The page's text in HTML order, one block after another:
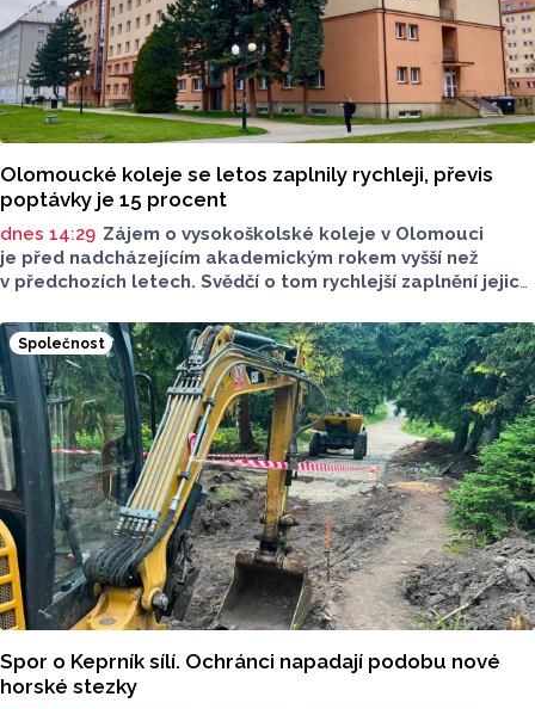
Olomoucké koleje se letos zaplnily rychleji, převis
poptávky je 15 procent
dnes 14:29 Zájem o vysokoškolské koleje v Olomouci
je před nadcházejícím akademickým rokem vyšší než
v předchozích letech. Svědčí o tom rychlejší zaplnění jejich
ČTK mluvčí Univerzity Palackého (UP) v Olomouci Egon
Havrlant. Celková kapacita lůžek na kolejích je letos
zhruba 4300, o dalších přibližně 500 míst se tento počet
navýší příští rok po přestavbě bloku kolejí J. L. Fischera,
doplnil mluvčí.
Společnost
Spor o Keprník sílí. Ochránci napadají podobu nové
horské stezky